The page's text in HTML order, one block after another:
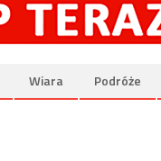
Wiara Podróże